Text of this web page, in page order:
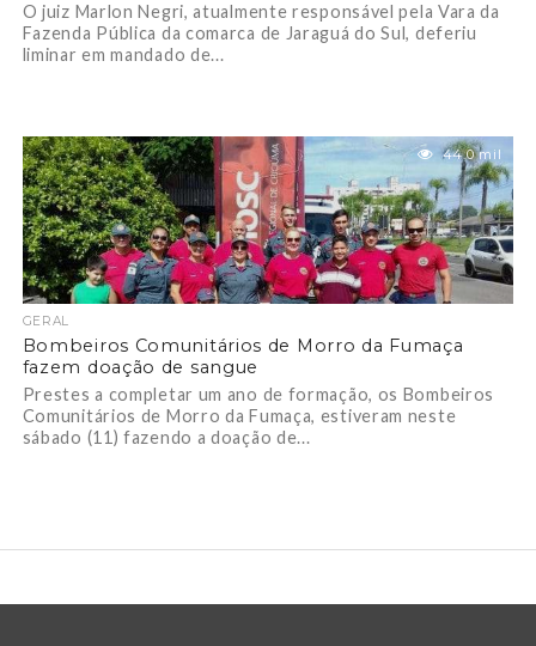
O juiz Marlon Negri, atualmente responsável pela Vara da
Fazenda Pública da comarca de Jaraguá do Sul, deferiu
liminar em mandado de...
44.0 mil
GERAL
Bombeiros Comunitários de Morro da Fumaça
fazem doação de sangue
Prestes a completar um ano de formação, os Bombeiros
Comunitários de Morro da Fumaça, estiveram neste
sábado (11) fazendo a doação de...